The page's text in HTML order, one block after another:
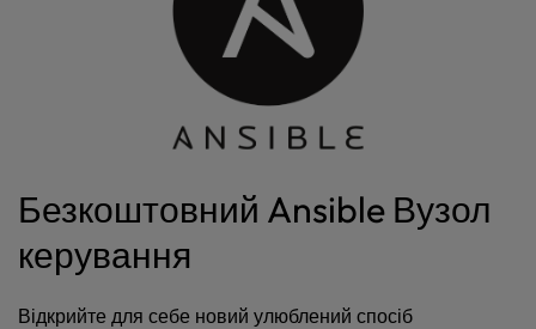
Безкоштовний Ansible Вузол
керування
Відкрийте для себе новий улюблений спосіб